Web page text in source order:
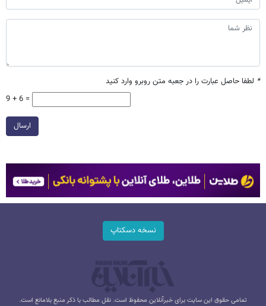
* لطفا حاصل عبارت را در جعبه متن روبرو وارد کنید
9 + 6 =
ارسال
نسخه دسکتاپ
تمامی حقوق این سایت برای خبرآنلاین محفوظ است. نقل مطالب با ذکر منبع بلامانع است.